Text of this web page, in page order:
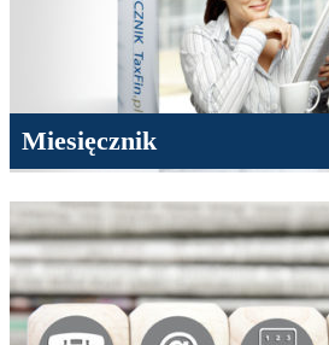
Miesięcznik